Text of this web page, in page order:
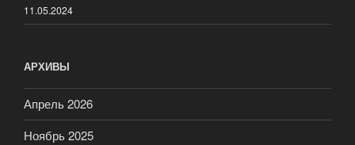
11.05.2024
АРХИВЫ
Апрель 2026
Ноябрь 2025